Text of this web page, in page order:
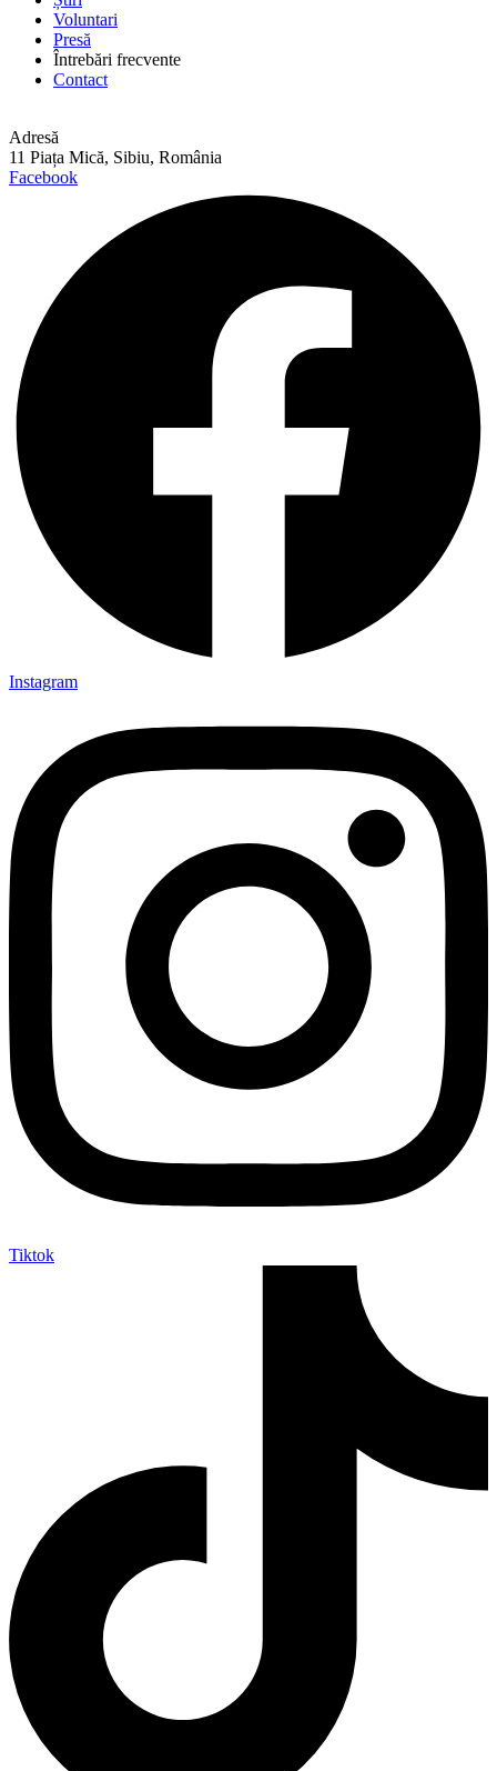
Voluntari
Presă
Întrebări frecvente
Contact
Adresă
11 Piața Mică, Sibiu, România
Facebook
Instagram
Tiktok